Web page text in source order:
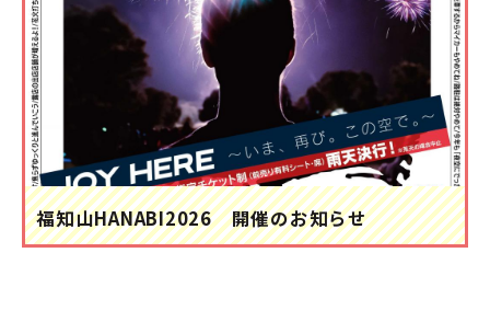
福知山HANABI2026 開催のお知らせ